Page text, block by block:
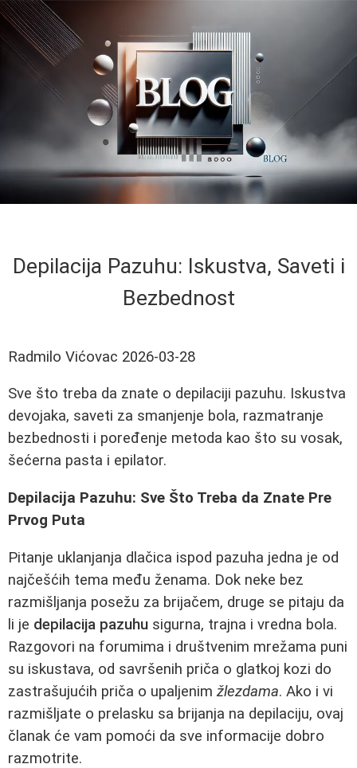
Depilacija Pazuhu: Iskustva, Saveti i
Bezbednost
Radmilo Vićovac 2026-03-28
Sve što treba da znate o depilaciji pazuhu. Iskustva
devojaka, saveti za smanjenje bola, razmatranje
bezbednosti i poređenje metoda kao što su vosak,
šećerna pasta i epilator.
Depilacija Pazuhu: Sve Što Treba da Znate Pre
Prvog Puta
Pitanje uklanjanja dlačica ispod pazuha jedna je od
najčešćih tema među ženama. Dok neke bez
razmišljanja posežu za brijačem, druge se pitaju da
li je depilacija pazuhu sigurna, trajna i vredna bola.
Razgovori na forumima i društvenim mrežama puni
su iskustava, od savršenih priča o glatkoj kozi do
zastrašujućih priča o upaljenim žlezdama. Ako i vi
razmišljate o prelasku sa brijanja na depilaciju, ovaj
članak će vam pomoći da sve informacije dobro
razmotrite.